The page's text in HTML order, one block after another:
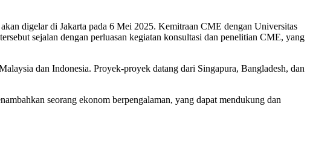
digelar di Jakarta pada 6 Mei 2025. Kemitraan CME dengan Universitas
sejalan dengan perluasan kegiatan konsultasi dan penelitian CME, yang
dan Indonesia. Proyek-proyek datang dari Singapura, Bangladesh, dan
seorang ekonom berpengalaman, yang dapat mendukung dan